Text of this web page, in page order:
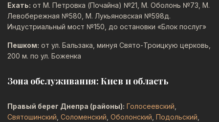
Ехать: от М. Петровка (Почайна) №21, М. Оболонь №73, М.
Левобережная №580, М. Лукьяновская №598д.
Индустриальный мост №150, до остановки «Блок послуг»
Пешком: от ул. Бальзака, минуя Свято-Троицкую церковь,
200 м. по ул. Боженка
Зона обслуживания: Киев и область
Правый берег Днепра (районы): Голосеевский
Святошинский Соломенский Оболонский Подольский